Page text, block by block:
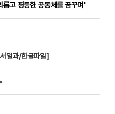
고 평등한 공동체를 꿈꾸며"
일과/한글파일]